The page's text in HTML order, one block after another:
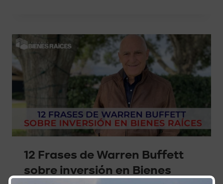
12 Frases de Warren Buffett
sobre inversión en Bienes